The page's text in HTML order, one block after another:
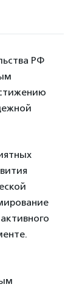
РФ